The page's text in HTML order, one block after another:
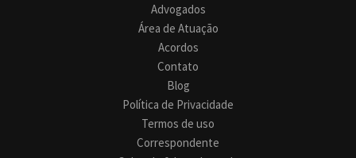
Advogados
Área de Atuação
Acordos
Contato
Blog
Política de Privacidade
Termos de uso
Correspondente